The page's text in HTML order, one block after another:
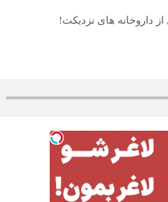
داروخانه های نزدیکت!